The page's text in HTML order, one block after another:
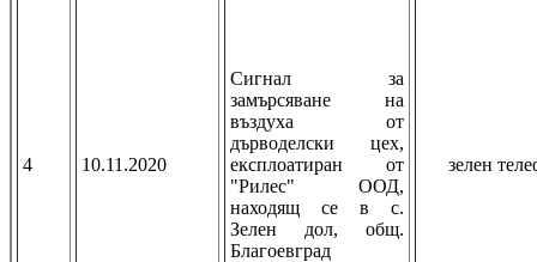
4 10.11.2020
Сигнал за
замърсяване на
въздуха от
дърводелски цех,
експлоатиран от
"Рилес" ООД,
находящ се в с.
Зелен дол, общ.
Благоевград
зелен